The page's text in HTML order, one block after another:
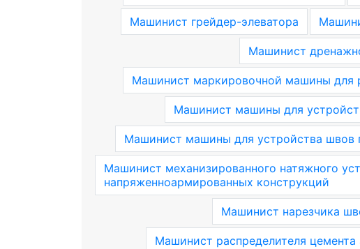
Машинист грейдер-элеватора
Машинист
Машинист маркировочной машины для
Машинист машины для
Машинист машины для устройства швов
Машинист механизированного натяжного
напряженноармированных конструкций
Машинист нарезчика
Машинист распределителя